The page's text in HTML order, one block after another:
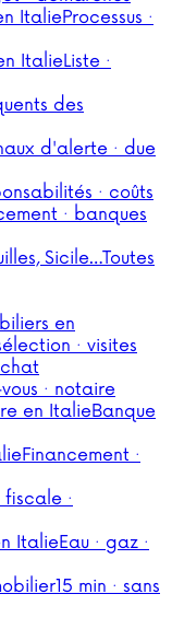
ItalieProcessus ·
ItalieListe ·
des
d'alerte · due
· coûts
· banques
Sicile…Toutes
en
· visites
· notaire
en ItalieBanque
Financement ·
·
ItalieEau · gaz ·
15 min · sans